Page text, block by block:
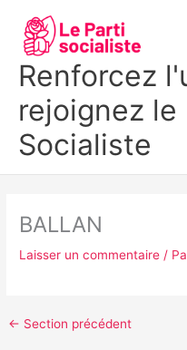
contenu
Renforcez
rejoignez le
Socialiste
BALLAN
Laisser un commentaire /
← Section précédent